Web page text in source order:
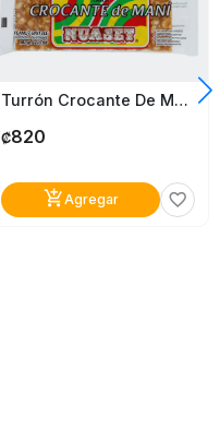
Turrón Crocante De Maní Nuaset 80G
₡820
add_shopping_cartAgregar favorite_border